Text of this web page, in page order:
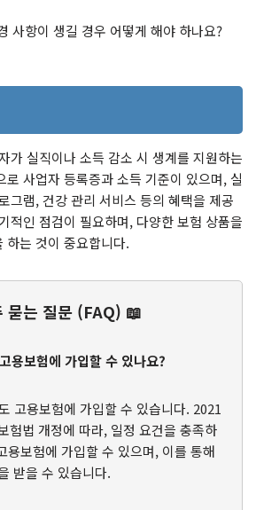
사항이 생길 경우 어떻게 해야 하나요?
가 실직이나 소득 감소 시 생계를 지원하는
로 사업자 등록증과 소득 기준이 있으며, 실
그램, 건강 관리 서비스 등의 혜택을 제공
적인 점검이 필요하며, 다양한 보험 상품을
하는 것이 중요합니다.
묻는 질문 (FAQ) 📖
용보험에 가입할 수 있나요?
고용보험에 가입할 수 있습니다. 2021
험법 개정에 따라, 일정 요건을 충족하
용보험에 가입할 수 있으며, 이를 통해
받을 수 있습니다.